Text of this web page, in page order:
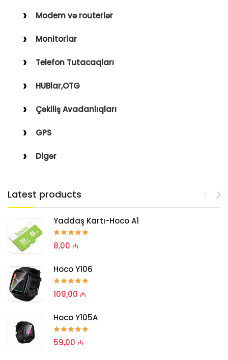
Modem və routerlər
Monitorlar
Telefon Tutacaqları
HUBlar,OTG
Çəkiliş Avadanlıqları
GPS
Digər
Latest products
Yaddaş Kartı-Hoco A1
8,00 ₼
Hoco Y106
109,00 ₼
Hoco Y105A
59,00 ₼